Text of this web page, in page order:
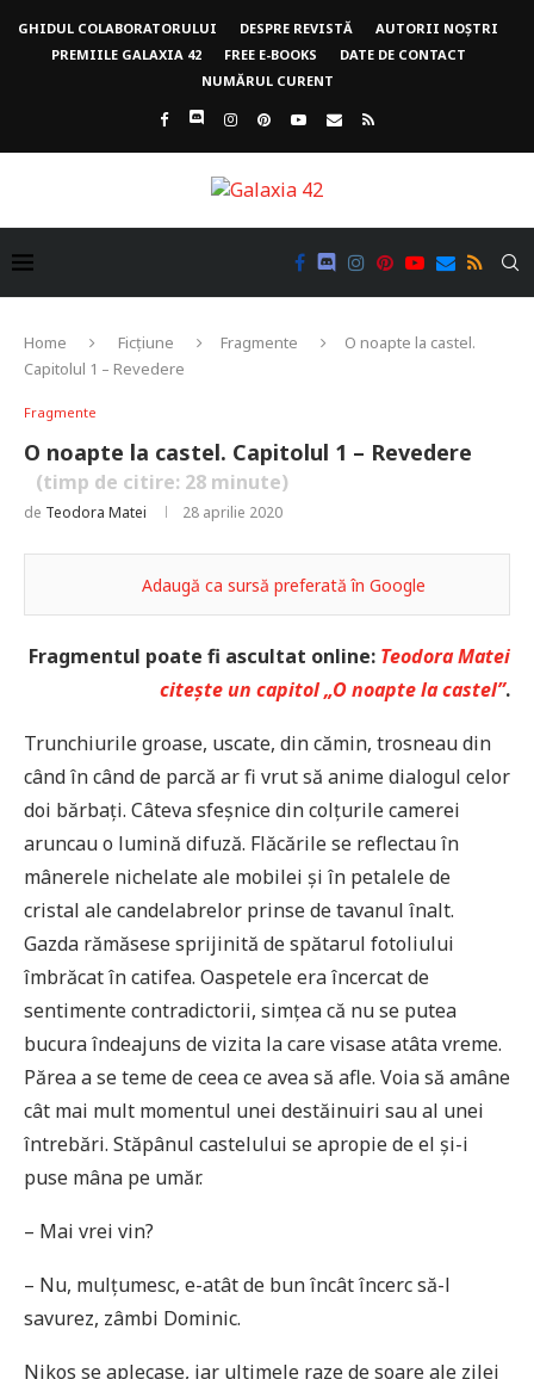
GHIDUL COLABORATORULUI DESPRE REVISTĂ
AUTORII NOȘTRI
PREMIILE GALAXIA 42
FREE E-BOOKS
DATE DE CONTACT
NUMĂRUL CURENT
Home Ficțiune Fragmente
O noapte la castel.
Capitolul 1 – Revedere
Fragmente
O noapte la castel. Capitolul 1 – Revedere
(timp de citire: 28 minute)
de Teodora Matei 28 aprilie 2020
Adaugă ca sursă preferată în Google
Fragmentul poate fi ascultat online: Teodora Matei
citește un capitol „O noapte la castel”.
Trunchiurile groase, uscate, din cămin, trosneau din
când în când de parcă ar fi vrut să anime dialogul celor
doi bărbați. Câteva sfeșnice din colțurile camerei
aruncau o lumină difuză. Flăcările se reflectau în
mânerele nichelate ale mobilei și în petalele de
cristal ale candelabrelor prinse de tavanul înalt.
Gazda rămăsese sprijinită de spătarul fotoliului
îmbrăcat în catifea. Oaspetele era încercat de
sentimente contradictorii, simțea că nu se putea
bucura îndeajuns de vizita la care visase atâta vreme.
Părea a se teme de ceea ce avea să afle. Voia să amâne
cât mai mult momentul unei destăinuiri sau al unei
întrebări. Stăpânul castelului se apropie de el și-i
puse mâna pe umăr.
– Mai vrei vin?
– Nu, mulțumesc, e-atât de bun încât încerc să-l
savurez, zâmbi Dominic.
Nikos se aplecase, iar ultimele raze de soare ale zilei